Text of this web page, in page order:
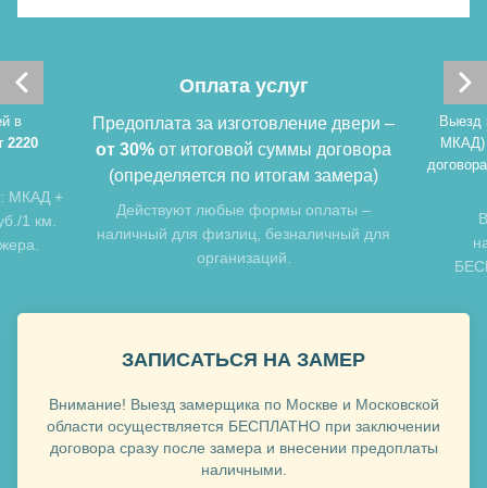
Хочу такую
Хочу такую
в
2220
МКАД +
1 км.
Оплата услуг
Предоплата за изготовление двери –
от 30% от итоговой суммы договора
(определяется по итогам замера)
Действуют любые формы оплаты –
наличный для физлиц, безналичный для
организаций.
Выезд
ЗАПИСАТЬСЯ НА ЗАМЕР
Внимание! Выезд замерщика по Москве и Московской
области осуществляется БЕСПЛАТНО при заключении
договора сразу после замера и внесении предоплаты
наличными.